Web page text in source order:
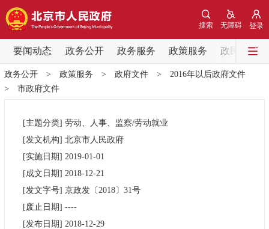
登录
无障碍
搜索
要闻动态 政务公开 政务服务 政策服务 政民互动
要闻动态
党中央精神 国务院信息 中央部委动态
各区热点
市领导
政务公开> 政策服务 > 政府文件> 2016年以后政府文件
> 市政府文件
[主题分类] 劳动、人事、监察/劳动就业
[发文机构] 北京市人民政府
[实施日期] 2019-01-01
[成文日期] 2018-12-21
[发文字号] 京政发〔2018〕 31号
[废止日期] ----
[发布日期] 2018-12-29